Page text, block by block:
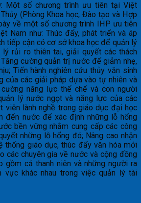
Một số chương trình ưu tiên tại Việt
Thủy (Phòng Khoa học, Đào tạo và Hợp
về một số chương trình IHP ưu tiên
Nam như: Thúc đẩy, phát triển và áp
tiếp cận có cơ sở khoa học để quản lý
lý rủi ro thiên tai, giải quyết các thách
cường quản trị nước để giảm nhẹ,
Tiến hành nghiên cứu thủy văn sinh
của các giải pháp dựa vào tự nhiên và
năng lực thể chế và con người
lý nước ngọt và năng lực của các
viên lành nghề trong giáo dục đại học
đến nước để xác định những lỗ hổng
bền vững nhằm cung cấp các công
những lỗ hổng đó; Nâng cao nhận
thống giáo dục, thúc đẩy văn hóa mới
các chuyên gia về nước và cộng đồng
gồm cả thanh niên và những người ra
vực khác nhau trong việc quản lý tài